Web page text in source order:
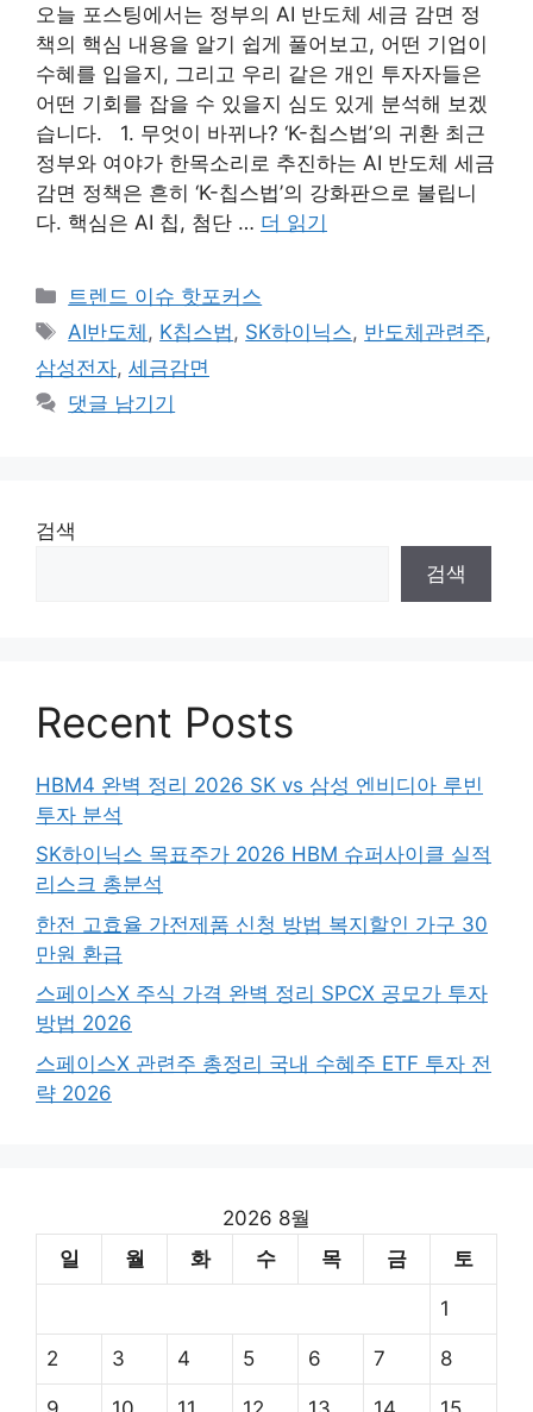
오늘 포스팅에서는 정부의 AI 반도체 세금 감면 정
책의 핵심 내용을 알기 쉽게 풀어보고, 어떤 기업이
수혜를 입을지, 그리고 우리 같은 개인 투자자들은
어떤 기회를 잡을 수 있을지 심도 있게 분석해 보겠
습니다. 1. 무엇이 바뀌나? ‘K-칩스법’의 귀환 최근
정부와 여야가 한목소리로 추진하는 AI 반도체 세금
감면 정책은 흔히 ‘K-칩스법’의 강화판으로 불립니
다. 핵심은 AI 칩, 첨단 … 더 읽기
카
테
리
트렌드 이슈 핫포커스
태
그
AI반도체 , K칩스법 , SK하이닉스, 반도체관련주,
삼성전자, 세금감면
댓글 남기기
검색
검색
Recent Posts
HBM4 완벽 정리 2026 SK vs 삼성 엔비디아 루빈
투자 분석
SK하이닉스 목표주가 2026 HBM 슈퍼사이클 실적
리스크 총분석
한전 고효율 가전제품 신청 방법 복지할인 가구 30
만원 환급
스페이스X 주식 가격 완벽 정리 SPCX 공모가 투자
방법 2026
스페이스X 관련주 총정리 국내 수혜주 ETF 투자 전
략 2026
2026 8월
일
월 화 수 목 금 토
1
2 3 4 5 6 7 8